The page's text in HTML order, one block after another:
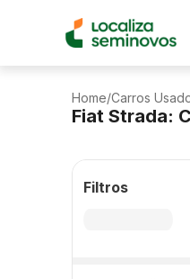
Home/Carros
Fiat Strada:
Filtros